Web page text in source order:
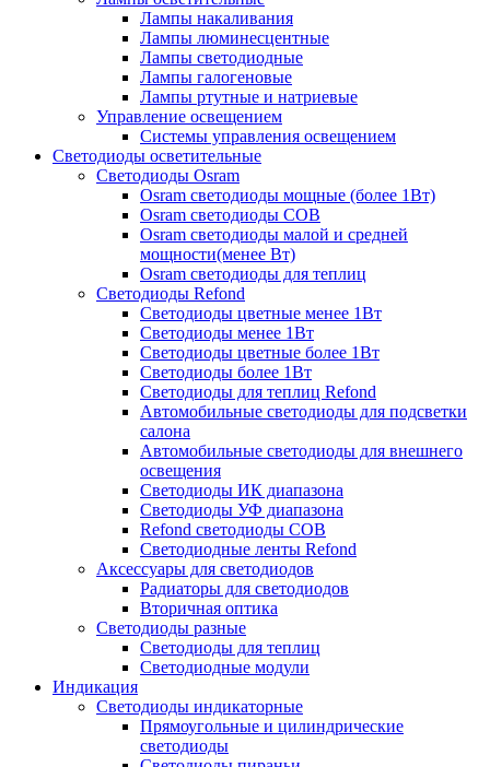
Лампы накаливания
Лампы люминесцентные
Лампы светодиодные
Лампы галогеновые
Лампы ртутные и натриевые
Управление освещением
Системы управления освещением
Светодиоды осветительные
Светодиоды Osram
Osram светодиоды мощные (более 1Вт)
Osram светодиоды COB
Osram светодиоды малой и средней
мощности(менее Вт)
Osram светодиоды для теплиц
Светодиоды Refond
Светодиоды цветные менее 1Вт
Светодиоды менее 1Вт
Светодиоды цветные более 1Вт
Светодиоды более 1Вт
Светодиоды для теплиц Refond
Автомобильные светодиоды для подсветки
салона
Автомобильные светодиоды для внешнего
освещения
Светодиоды ИК диапазона
Светодиоды УФ диапазона
Refond светодиоды COB
Светодиодные ленты Refond
Аксессуары для светодиодов
Радиаторы для светодиодов
Вторичная оптика
Светодиоды разные
Светодиоды для теплиц
Светодиодные модули
Индикация
Светодиоды индикаторные
Прямоугольные и цилиндрические
светодиоды